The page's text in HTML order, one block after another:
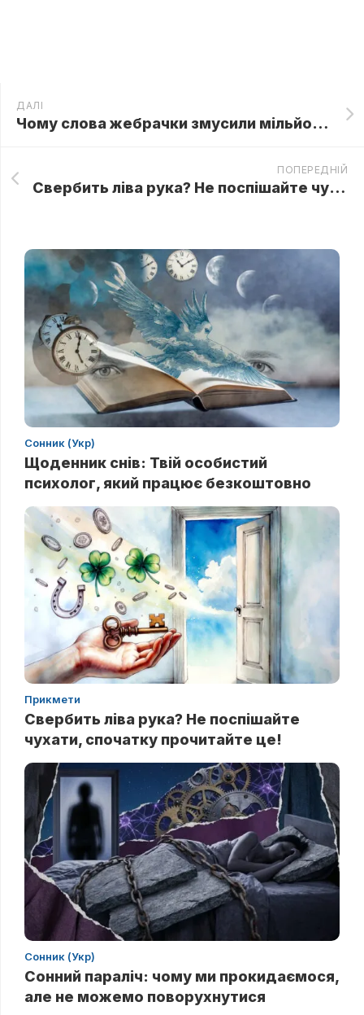
ДАЛІ
Чому слова жебрачки змусили мільйонера похолодіти
ПОПЕРЕДНІЙ
Свербить ліва рука? Не поспішайте чухати, спочатку прочитайте це!
Сонник (Укр)
Щоденник снів: Твій особистий
психолог, який працює безкоштовно
Прикмети
Свербить ліва рука? Не поспішайте
чухати, спочатку прочитайте це!
Сонник (Укр)
Сонний параліч: чому ми прокидаємося,
але не можемо поворухнутися